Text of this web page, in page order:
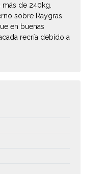
más de 240kg.
sobre Raygras.
en buenas
recría debido a